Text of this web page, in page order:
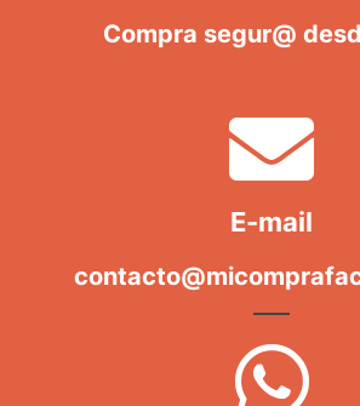
Compra segur@
E-mail